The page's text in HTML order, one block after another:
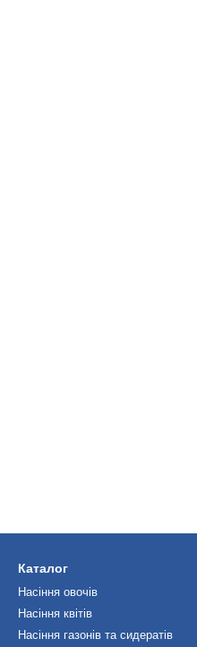
Каталог
Насіння овочів
Насіння квітів
Насіння газонів та сидератів